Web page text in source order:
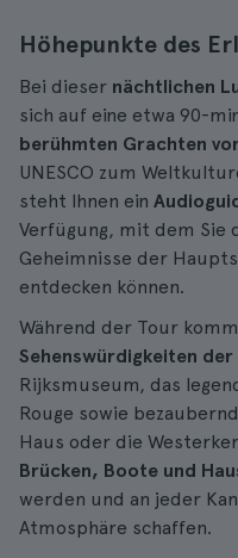
Höhepunkte des
Bei dieser nächtlichen
sich auf eine etwa 90-
berühmten Grachten
UNESCO zum
steht Ihnen ein
Verfügung, mit dem Sie
Geheimnisse der
entdecken können.
Während der Tour
Sehenswürdigkeiten
Rijksmuseum, das
Rouge sowie
Haus oder die
Brücken, Boote und
werden und an jeder
Atmosphäre schaffen.